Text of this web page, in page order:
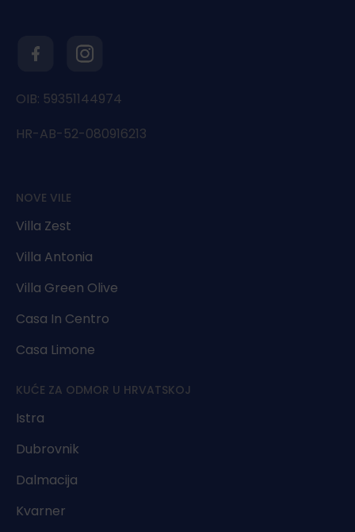
OIB: 59351144974
HR-AB-52-080916213
NOVE VILE
Villa Zest
Villa Antonia
Villa Green Olive
Casa In Centro
Casa Limone
KUĆE ZA ODMOR U HRVATSKOJ
Istra
Dubrovnik
Dalmacija
Kvarner